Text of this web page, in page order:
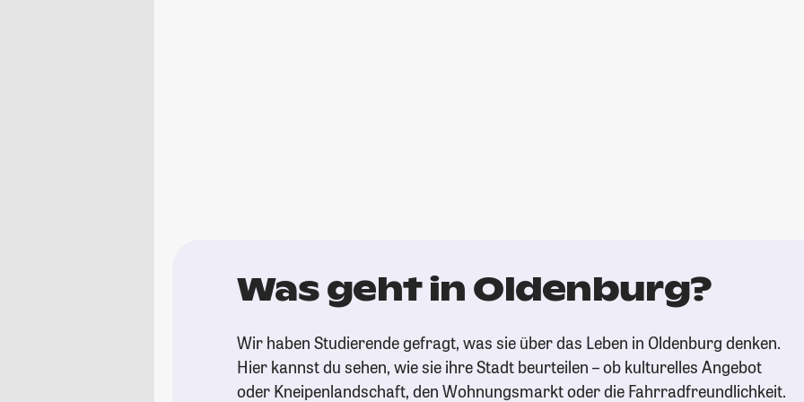
Was geht in Oldenburg?
Wir haben Studierende gefragt, was sie über das Leben in Oldenburg denken.
Hier kannst du sehen, wie sie ihre Stadt beurteilen – ob kulturelles Angebot
oder Kneipenlandschaft, den Wohnungsmarkt oder die Fahrradfreundlichkeit.